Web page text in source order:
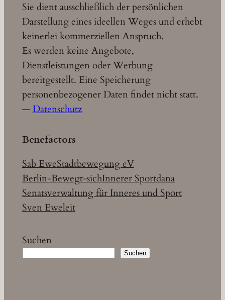
Sie dient ausschließlich der persönlichen
Darstellung eines ideellen Weges und erhebt
keinerlei kommerziellen Anspruch.
Es werden keine Angebote,
Dienstleistungen oder Werbung
bereitgestellt. Eine Speicherung
personenbezogener Daten findet nicht statt.
—Datenschutz
Benefactors
Sab EweStadtbewegung eV
Berlin-Bewegt-sichInnerer Sportdana
Senatsverwaltung für Inneres und Sport
Sven Eweleit
Suchen
Suchen